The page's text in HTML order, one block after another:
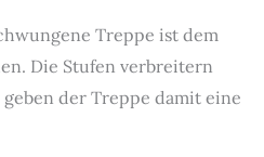
Treppe ist dem
Die Stufen verbreitern
der Treppe damit eine